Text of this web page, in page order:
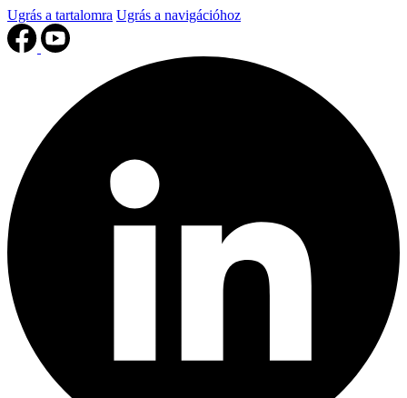
Ugrás a tartalomra Ugrás a navigációhoz